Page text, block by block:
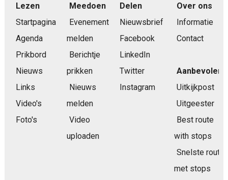
Lezen
Startpagina
Agenda
Prikbord
Nieuws
Links
Video's
Foto's
Meedoen
Evenement
melden
Berichtje
prikken
Nieuws
melden
Video
uploaden
Delen
Nieuwsbrief
Facebook
LinkedIn
Twitter
Instagram
Over ons
Informatie
Contact
Aanbevolen
Uitkijkpost
Uitgeester
Best route
with stops
Snelste route
met stops